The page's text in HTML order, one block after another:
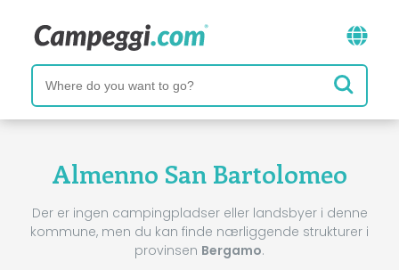
Almenno San Bartolomeo
Der er ingen campingpladser eller landsbyer i denne
kommune, men du kan finde nærliggende strukturer i
provinsen Bergamo.